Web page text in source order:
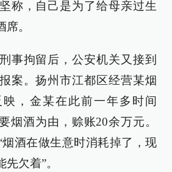
称，自己是为了给母亲过生
。
事拘留后，公安机关又接到
案。扬州市江都区经营某烟
，金某在此前一年多时间
烟酒为由，赊账20余万元。
酒在做生意时消耗掉了，现
欠着”。